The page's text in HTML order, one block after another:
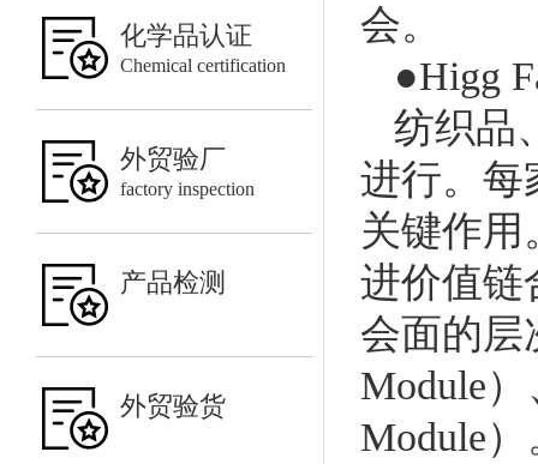
化学品认证
Chemical certification
外贸验厂
factory inspection
产品检测
外贸验货
会。
●Higg
纺织品
进行。每
关键作用
进价值链
会面的层
Module
Module）